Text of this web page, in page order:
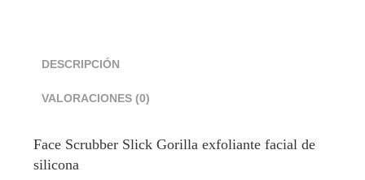
DESCRIPCIÓN
VALORACIONES (0)
Face Scrubber Slick Gorilla exfoliante facial de
silicona